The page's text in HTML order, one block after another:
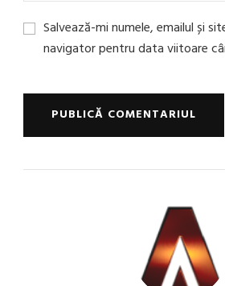
Salvează-mi numele, emailul și
navigator pentru data viitoare